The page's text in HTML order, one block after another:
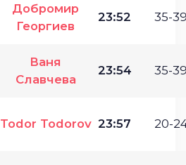
Добромир
Георгиев
23:52 35-
Ваня
Славчева
23:54 35-
Todor Todorov 23:57 20-